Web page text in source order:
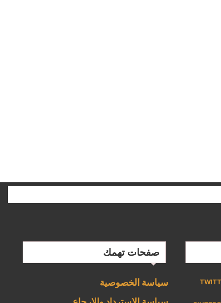
صفحات تهمك
سياسة الخصوصية